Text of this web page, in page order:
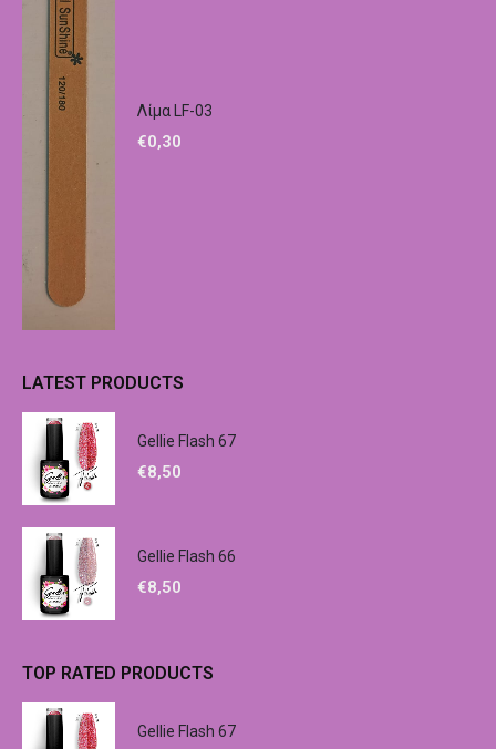
Λίμα LF-03
€0,30
LATEST PRODUCTS
Gellie Flash 67
€8,50
Gellie Flash 66
€8,50
TOP RATED PRODUCTS
Gellie Flash 67